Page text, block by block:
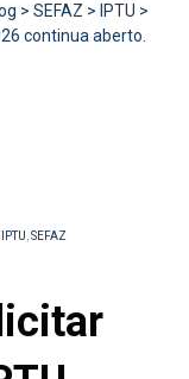
> SEFAZ > IPTU >
continua aberto.
IPTU,SEFAZ